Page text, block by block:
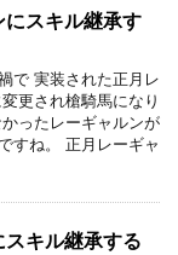
にスキル継承す
で 実装された正月レ
更され槍騎馬になり
ったレーギャルンが
すね。 正月レーギャ
スキル継承する